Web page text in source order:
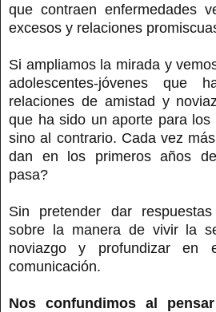
que contraen enfermedades
excesos y relaciones
Si ampliamos la mirada y
adolescentes-jóvenes que
relaciones de amistad y
que ha sido un aporte para los
sino al contrario. Cada vez
dan en los primeros años
pasa?
Sin pretender dar
sobre la manera de vivir la
noviazgo y profundizar en
comunicación.
Nos confundimos al